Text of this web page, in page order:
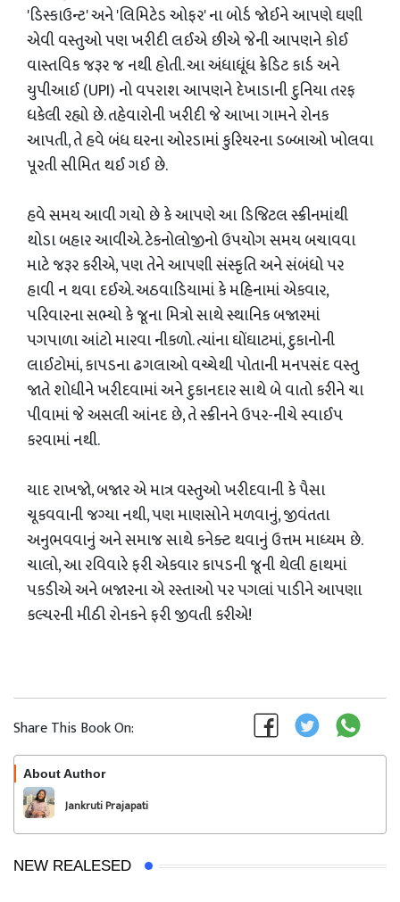
'ડિસ્કાઉન્ટ' અને 'લિમિટેડ ઓફર' ના બોર્ડ જોઈને આપણે ઘણી
એવી વસ્તુઓ પણ ખરીદી લઈએ છીએ જેની આપણને કોઈ
વાસ્તવિક જરૂર જ નથી હોતી. આ અંધાધૂંધ ક્રેડિટ કાર્ડ અને
યુપીઆઈ (UPI) નો વપરાશ આપણને દેખાડાની દુનિયા તરફ
ધકેલી રહ્યો છે. તહેવારોની ખરીદી જે આખા ગામને રોનક
આપતી, તે હવે બંધ ઘરના ઓરડામાં કુરિયરના ડબ્બાઓ ખોલવા
પૂરતી સીમિત થઈ ગઈ છે.
હવે સમય આવી ગયો છે કે આપણે આ ડિજિટલ સ્ક્રીનમાંથી
થોડા બહાર આવીએ. ટેકનોલોજીનો ઉપયોગ સમય બચાવવા
માટે જરૂર કરીએ, પણ તેને આપણી સંસ્કૃતિ અને સંબંધો પર
હાવી ન થવા દઈએ. અઠવાડિયામાં કે મહિનામાં એકવાર,
પરિવારના સભ્યો કે જૂના મિત્રો સાથે સ્થાનિક બજારમાં
પગપાળા આંટો મારવા નીકળો. ત્યાંના ઘોંઘાટમાં, દુકાનોની
લાઈટોમાં, કાપડના ઢગલાઓ વચ્ચેથી પોતાની મનપસંદ વસ્તુ
જાતે શોધીને ખરીદવામાં અને દુકાનદાર સાથે બે વાતો કરીને ચા
પીવામાં જે અસલી આંનદ છે, તે સ્ક્રીનને ઉપર-નીચે સ્વાઈપ
કરવામાં નથી.
યાદ રાખજો, બજાર એ માત્ર વસ્તુઓ ખરીદવાની કે પૈસા
ચૂકવવાની જગ્યા નથી, પણ માણસોને મળવાનું, જીવંતતા
અનુભવવાનું અને સમાજ સાથે કનેક્ટ થવાનું ઉત્તમ માધ્યમ છે.
ચાલો, આ રવિવારે ફરી એકવાર કાપડની જૂની થેલી હાથમાં
પકડીએ અને બજારના એ રસ્તાઓ પર પગલાં પાડીને આપણા
કલ્ચરની મીઠી રોનકને ફરી જીવતી કરીએ!
Share This Book On:
About Author
Jankruti Prajapati
NEW REALESED